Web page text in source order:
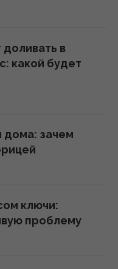
минут: ролл с
сегодня, о
день
ответ
в
какой будет
дома: зачем
ключи:
проблему